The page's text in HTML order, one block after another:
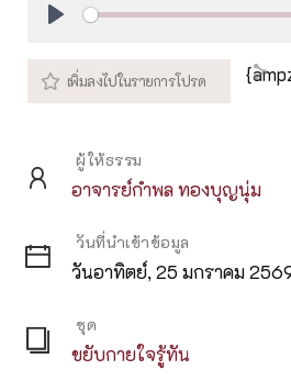
ผู้ให้ธรรม
อาจารย์กำพล ทองบุญนุ่ม
วันที่นำเข้าข้อมูล
วันอาทิตย์, 25 มกราคม
ชุด
ขยับกายใจรู้ทัน